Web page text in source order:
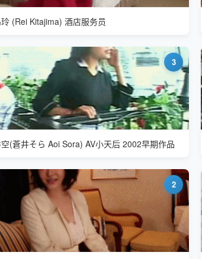
(Rei Kitajima) 酒店服务员
3
(蒼井そら Aoi Sora) AV小天后 2002早期作品
2